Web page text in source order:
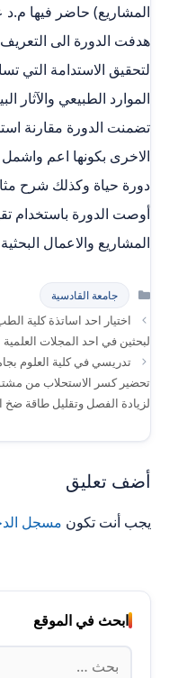
المشاريع) حاضر فيها
هدفت الدورة الى
لتحقيق الاستدامة التي
الموارد الطبيعي والآثار
الاخرى بكونها اعم
دورة حياة وكذلك شرح
أوصت الدورة باستخدام
المشاريع والاعمال
التصنيفات
جامعة القادسية
اختيار احد اساتذة كلية
لبحثين في احد المجلات العلمية
تدريسي في كلية العلوم
لزيادة الفصل وتقليل طاقة ضخ
أضف تعليق
يجب أنت تكون مسجل
ابحث في الموقع
البحث